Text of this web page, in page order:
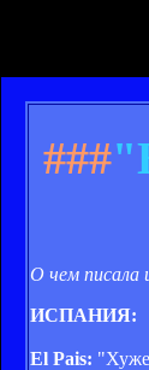
###
О чем писала
ИСПАНИЯ:
El Pais: "Хуже